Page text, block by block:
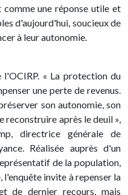
une réponse utile et
d'aujourd'hui, soucieux de
à leur autonomie.
« La protection du
une perte de revenus.
son autonomie, son
reconstruire après le deuil »,
directrice générale de
Réalisée auprès d'un
de la population,
invite à repenser la
de dernier recours, mais